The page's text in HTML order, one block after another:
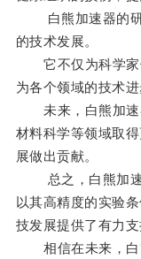
白熊加速器的研
的技术发展。
它不仅为科学家
为各个领域的技术
未来，白熊加速
材料科学等领域取
展做出贡献。
总之，白熊加速
以其高精度的实验
技发展提供了有力支
相信在未来，白